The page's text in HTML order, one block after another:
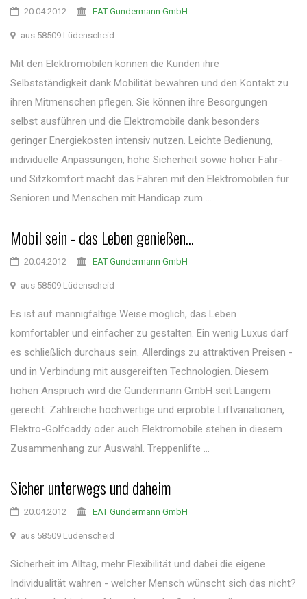
20.04.2012 EAT Gundermann GmbH
aus 58509 Lüdenscheid
Mit den Elektromobilen können die Kunden ihre
Selbstständigkeit dank Mobilität bewahren und den Kontakt zu
ihren Mitmenschen pflegen. Sie können ihre Besorgungen
selbst ausführen und die Elektromobile dank besonders
geringer Energiekosten intensiv nutzen. Leichte Bedienung,
individuelle Anpassungen, hohe Sicherheit sowie hoher Fahr-
und Sitzkomfort macht das Fahren mit den Elektromobilen für
Senioren und Menschen mit Handicap zum ...
Mobil sein - das Leben genießen...
20.04.2012 EAT Gundermann GmbH
aus 58509 Lüdenscheid
Es ist auf mannigfaltige Weise möglich, das Leben
komfortabler und einfacher zu gestalten. Ein wenig Luxus darf
es schließlich durchaus sein. Allerdings zu attraktiven Preisen -
und in Verbindung mit ausgereiften Technologien. Diesem
hohen Anspruch wird die Gundermann GmbH seit Langem
gerecht. Zahlreiche hochwertige und erprobte Liftvariationen,
Elektro-Golfcaddy oder auch Elektromobile stehen in diesem
Zusammenhang zur Auswahl. Treppenlifte ...
Sicher unterwegs und daheim
20.04.2012 EAT Gundermann GmbH
aus 58509 Lüdenscheid
Sicherheit im Alltag, mehr Flexibilität und dabei die eigene
Individualität wahren - welcher Mensch wünscht sich das nicht?